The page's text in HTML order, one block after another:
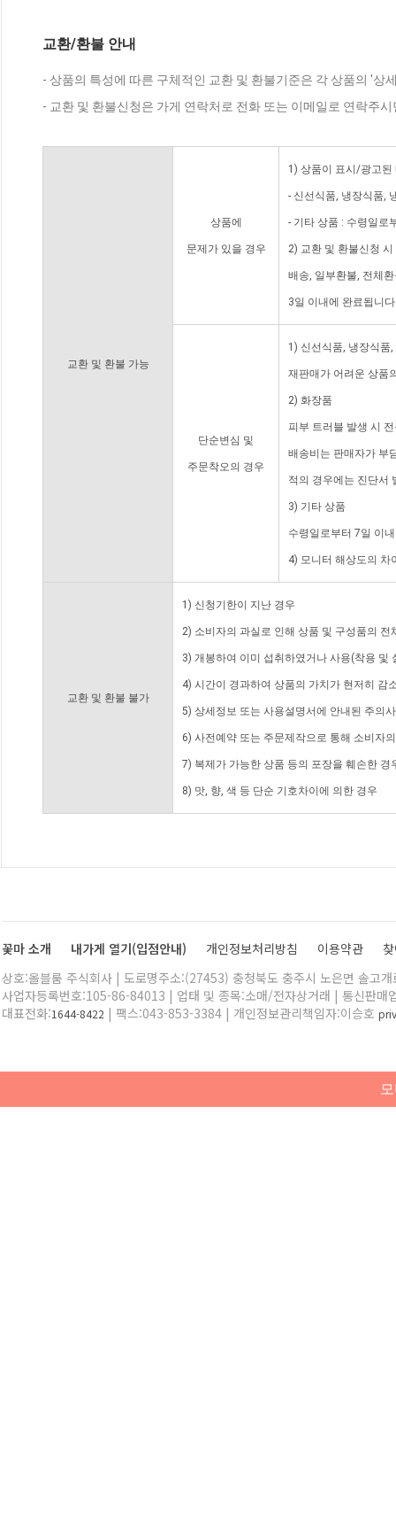
교환/환불 안내
- 상품의 특성에 따른 구체적인 교환 및 환불기준은 각 상품의 '상
- 교환 및 환불신청은 가게 연락처로 전화 또는 이메일로 연락주
교환 및 환불 가능
상품에
문제가 있을 경우
1) 상품이 표시/광고된
- 신선식품, 냉장식품,
- 기타 상품 : 수령일로
2) 교환 및 환불신청
배송, 일부환불, 전체
3일 이내에 완료됩니
단순변심 및
주문착오의 경우
1) 신선식품, 냉장식품
재판매가 어려운 상품
2) 화장품
피부 트러블 발생 시
배송비는 판매자가 부
적의 경우에는 진단서
3) 기타 상품
수령일로부터 7일 이
4) 모니터 해상도의 차
교환 및 환불 불가
1) 신청기한이 지난 경우
2) 소비자의 과실로 인해 상품 및 구성품의
3) 개봉하여 이미 섭취하였거나 사용(착용 및
4) 시간이 경과하여 상품의 가치가 현저히 감
5) 상세정보 또는 사용설명서에 안내된 주의
6) 사전예약 또는 주문제작으로 통해 소비자
7) 복제가 가능한 상품 등의 포장을 훼손한 경
8) 맛, 향, 색 등 단순 기호차이에 의한 경우
꽃마 소개 내가게 열기(입점안내) 개인정보처리방침 이용약관
상호:올블룸 주식회사 | 도로명주소:(27453) 충청북도 충주시 노은면 솔고
사업자등록번호:105-86-84013 | 업태 및 종목:소매/전자상거래 | 통신판매
대표전화:1644-8422 | 팩스:043-853-3384 | 개인정보관리책임자:이승호